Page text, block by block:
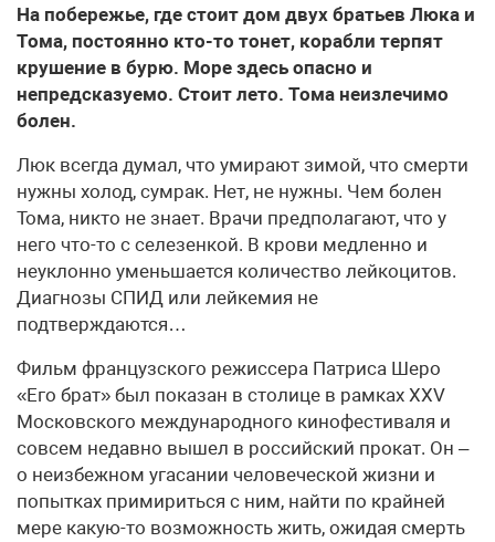
На побережье, где стоит дом двух братьев Люка и
Тома, постоянно кто-то тонет, корабли терпят
крушение в бурю. Море здесь опасно и
непредсказуемо. Стоит лето. Тома неизлечимо
болен.
Люк всегда думал, что умирают зимой, что смерти
нужны холод, сумрак. Нет, не нужны. Чем болен
Тома, никто не знает. Врачи предполагают, что у
него что-то с селезенкой. В крови медленно и
неуклонно уменьшается количество лейкоцитов.
Диагнозы СПИД или лейкемия не
подтверждаются…
Фильм французского режиссера Патриса Шеро
«Его брат» был показан в столице в рамках XXV
Московского международного кинофестиваля и
совсем недавно вышел в российский прокат. Он –
о неизбежном угасании человеческой жизни и
попытках примириться с ним, найти по крайней
мере какую-то возможность жить, ожидая смерть